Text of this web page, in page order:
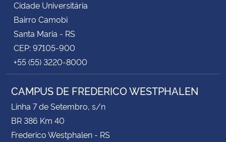
Cidade Universitária
Bairro Camobi
Santa Maria - RS
CEP: 97105-900
+55 (55) 3220-8000
CAMPUS DE FREDERICO WESTPHALEN
Linha 7 de Setembro, s/n
BR 386 Km 40
Frederico Westphalen - RS